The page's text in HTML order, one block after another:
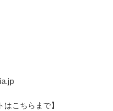
はこちらまで】